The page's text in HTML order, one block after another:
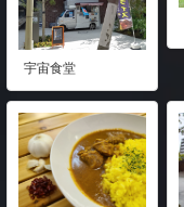
宇宙食堂